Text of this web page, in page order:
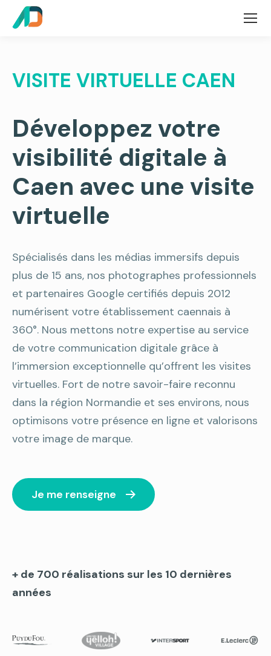
VISITE VIRTUELLE CAEN
Développez votre
visibilité digitale à
Caen avec une visite
virtuelle
Spécialisés dans les médias immersifs depuis
plus de 15 ans, nos photographes professionnels
et partenaires Google certifiés depuis 2012
numérisent votre établissement caennais à
360°. Nous mettons notre expertise au service
de votre communication digitale grâce à
l’immersion exceptionnelle qu’offrent les visites
virtuelles. Fort de notre savoir-faire reconnu
dans la région Normandie et ses environs, nous
optimisons votre présence en ligne et valorisons
votre image de marque.
Je me renseigne
+ de 700 réalisations sur les 10 dernières
années